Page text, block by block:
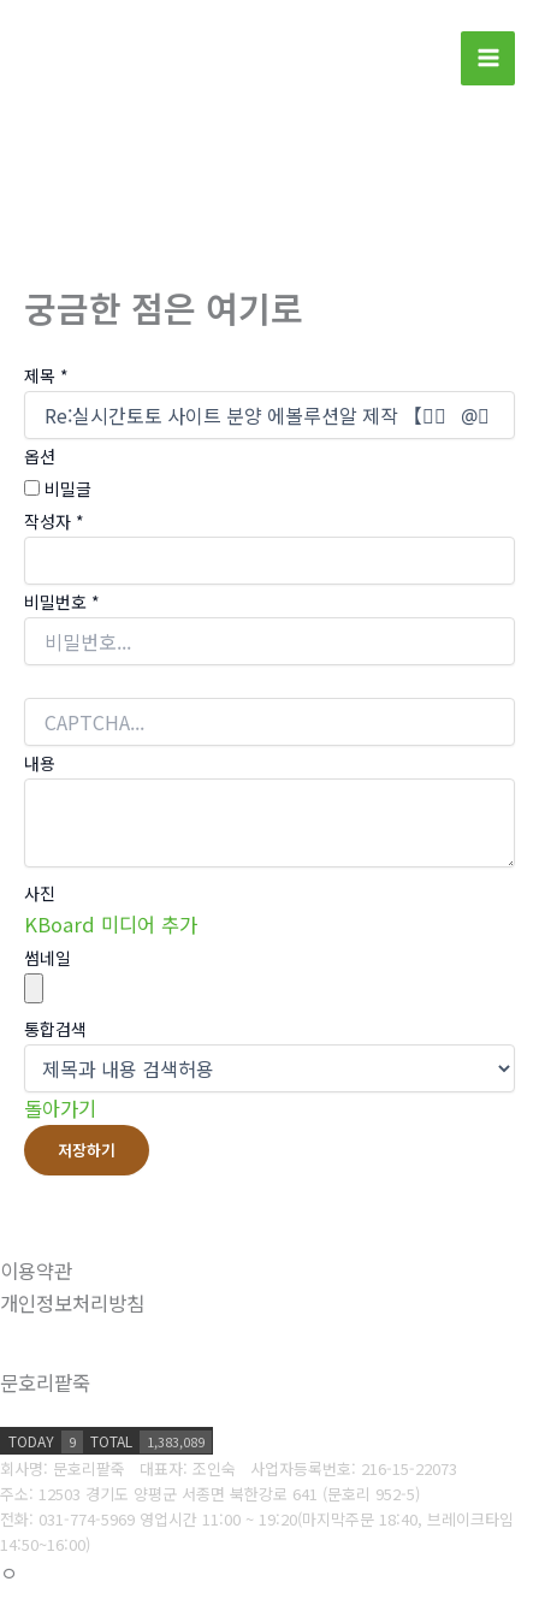
Main
궁금한 점은 여기로
제목 *
옵션
비밀글
작성자 *
비밀번호 *
내용
사진
KBoard 미디어 추가
썸네일
통합검색
돌아가기
저장하기
이용약관
개인정보처리방침
문호리팥죽
TODAY 9 TOTAL 1,383,089
회사명: 문호리팥죽 대표자: 조인숙 사업자등록번호: 216-15-22073
주소: 12503 경기도 양평군 서종면 북한강로 641 (문호리 952-5)
전화: 031-774-5969 영업시간 11:00 ~ 19:20(마지막주문 18:40, 브레이크타임
14:50~16:00)
ㅇ